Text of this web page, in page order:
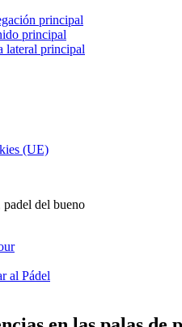
principal
principal
lateral principal
(UE)
padel del bueno
al Pádel